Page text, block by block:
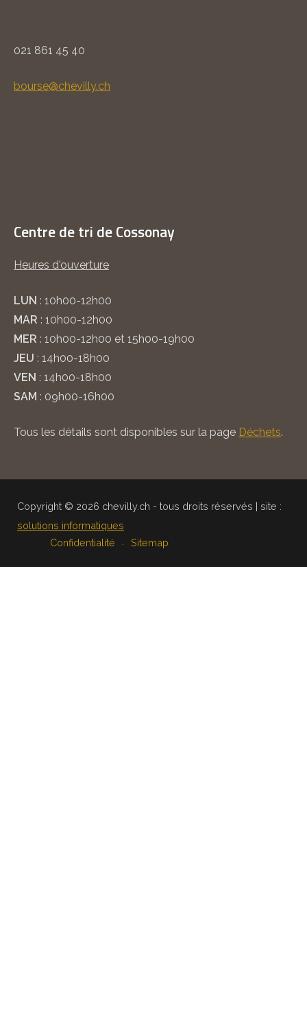
021 861 45 40
bourse@chevilly.ch
Centre de tri de Cossonay
Heures d'ouverture
LUN : 10h00-12h00
MAR : 10h00-12h00
MER : 10h00-12h00 et 15h00-19h00
JEU : 14h00-18h00
VEN : 14h00-18h00
SAM : 09h00-16h00
Tous les détails sont disponibles sur la page Déchets.
Copyright © 2026 chevilly.ch - tous droits réservés | site :
solutions informatiques
Confidentialité
Sitemap